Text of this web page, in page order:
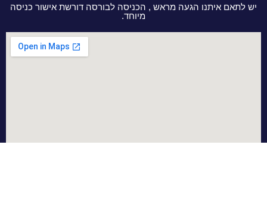
יש לתאם איתנו הגעה מראש , הכניסה לבורסה דורשת אישור כניסה
מיוחד.